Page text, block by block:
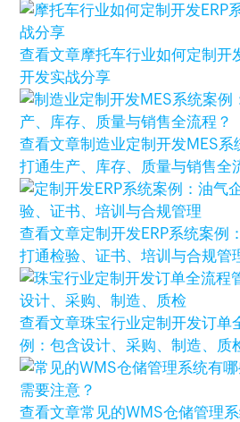
查看文章摩托车行业如何定制开
开发实战分享
查看文章制造业定制开发MES
打通生产、库存、质量与销售全
查看文章定制开发ERP系统案例
打通检验、证书、培训与合规管
查看文章珠宝行业定制开发订单
例：包含设计、采购、制造、质
查看文章常见的WMS仓储管理